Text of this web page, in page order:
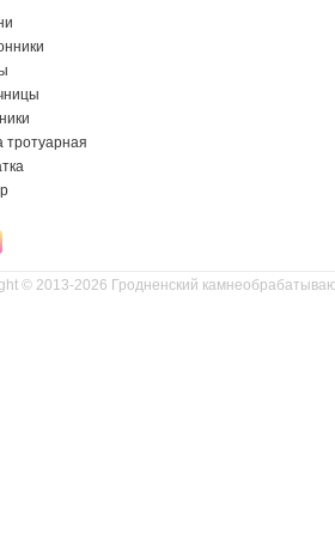
тротуарная
© 2013-2026 Гродненский